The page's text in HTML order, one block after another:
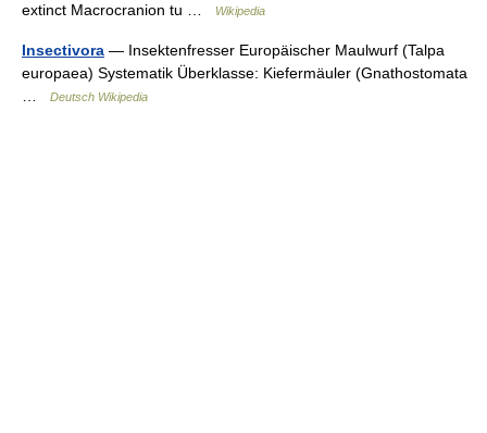
extinct Macrocranion tu …
Wikipedia
Insectivora — Insektenfresser Europäischer Maulwurf (Talpa
europaea) Systematik Überklasse: Kiefermäuler (Gnathostomata
Deutsch Wikipedia